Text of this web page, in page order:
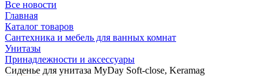
Все новости
Главная
Каталог товаров
Сантехника и мебель для ванных комнат
Унитазы
Принадлежности и аксессуары
Сиденье для унитаза MyDay Soft-close, Keramag